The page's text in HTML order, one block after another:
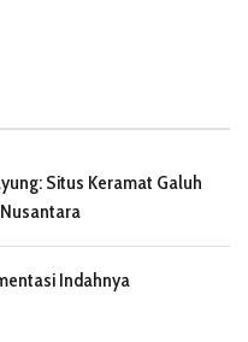
Situs Keramat Galuh
Indahnya